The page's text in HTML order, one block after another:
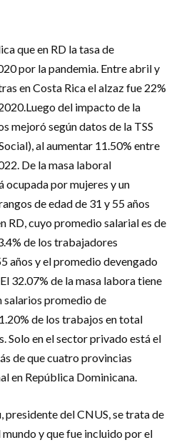
que en RD la tasa de
por la pandemia. Entre abril y
en Costa Rica el alzaz fue 22%
del impacto de la
mejoró según datos de la TSS
al aumentar 11.50% entre
De la masa laboral
ocupada por mujeres y un
de edad de 31 y 55 años
RD, cuyo promedio salarial es de
de los trabajadores
años y el promedio devengado
32.07% de la masa labora tiene
salarios promedio de
de los trabajos en total
Solo en el sector privado está el
de que cuatro provincias
en República Dominicana.
presidente del CNUS, se trata de
y que fue incluido por el